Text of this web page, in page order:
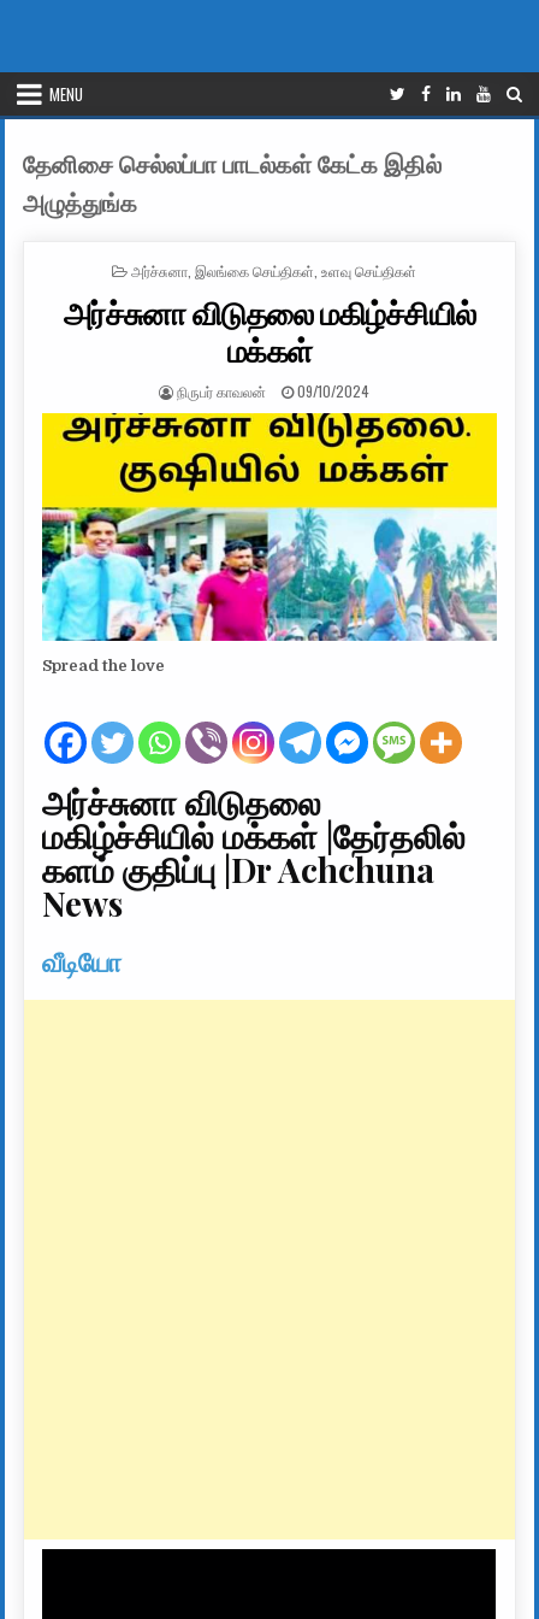
MENU
தேனிசை செல்லப்பா பாடல்கள் கேட்க இதில்
அழுத்துங்க
POSTED IN
அர்ச்சுனா, இலங்கை செய்திகள் உளவு செய்திகள்
அர்ச்சுனா விடுதலை மகிழ்ச்சியில்
மக்கள்
AUTHOR:
நிருபர் காவலன் PUBLISHED DATE:
09/10/2024
Spread the love
அர்ச்சுனா விடுதலை
மகிழ்ச்சியில் மக்கள் |தேர்தலில்
களம் குதிப்பு |Dr Achchuna
News
வீடியோ